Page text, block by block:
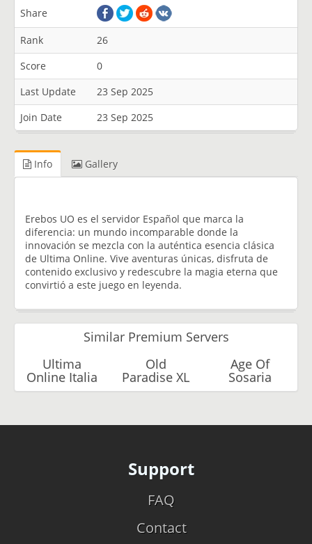
Share
Rank
26
Score
0
Last Update
23 Sep 2025
Join Date
23 Sep 2025
Info Gallery
Erebos UO es el servidor Español que marca la
diferencia: un mundo incomparable donde la
innovación se mezcla con la auténtica esencia clásica
de Ultima Online. Vive aventuras únicas, disfruta de
contenido exclusivo y redescubre la magia eterna que
convirtió a este juego en leyenda.
Similar Premium Servers
Ultima
Online Italia
Old
Paradise XL
Age Of
Sosaria
Support
FAQ
Contact